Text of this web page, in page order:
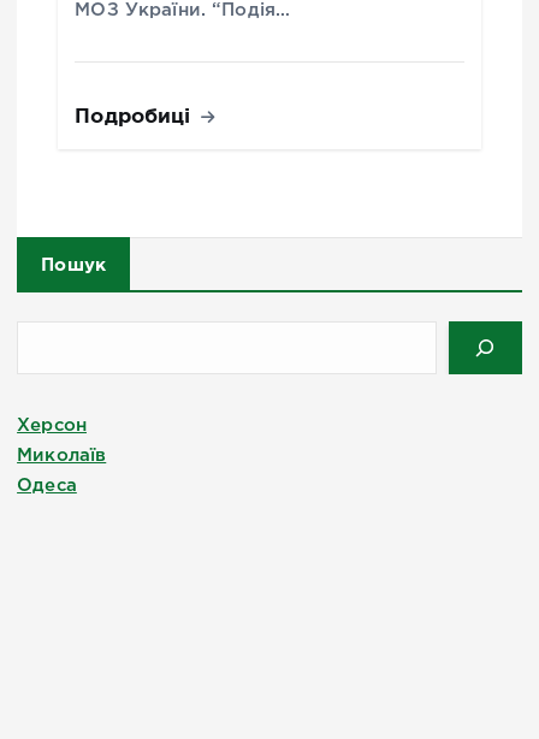
МОЗ України. “Подія…
Подробиці
Пошук
Херсон
Миколаїв
Одеса